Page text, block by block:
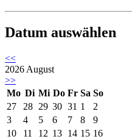
Datum auswählen
<<
2026 August
>>
Mo Di Mi Do Fr Sa So
27
28 29 30 31 1
2
3
4 5 6 7 8
9
10
11 12 13 14 15 16